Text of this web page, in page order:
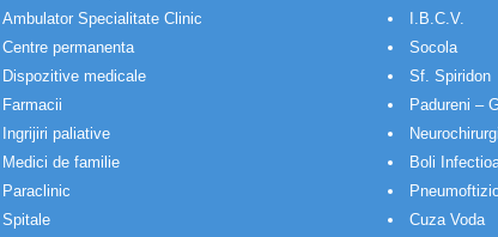
Ambulator Specialitate Clinic
Centre permanenta
Dispozitive medicale
Farmacii
Ingrijiri paliative
Medici de familie
Paraclinic
Spitale
I.B.C.V.
Socola
Sf. Spiridon
Padureni –
Boli
Cuza Voda